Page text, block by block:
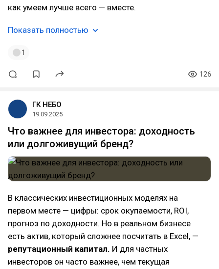
как умеем лучше всего — вместе.
Показать полностью
1
126
ГК НЕБО
19.09.2025
Что важнее для инвестора: доходность
или долгоживущий бренд?
В классических инвестиционных моделях на
первом месте — цифры: срок окупаемости, ROI,
прогноз по доходности. Но в реальном бизнесе
есть актив, который сложнее посчитать в Excel, —
репутационный капитал. И для частных
инвесторов он часто важнее, чем текущая